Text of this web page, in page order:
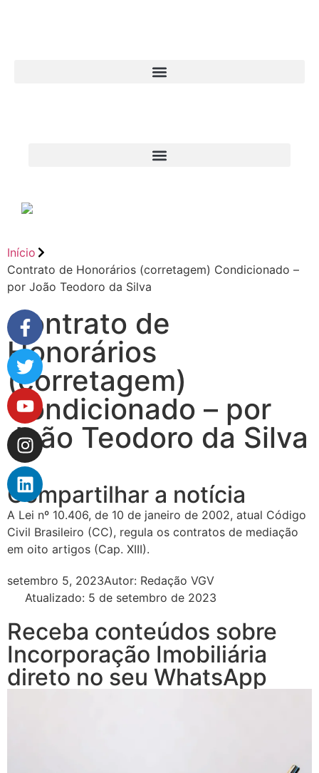
Início
Contrato de Honorários (corretagem) Condicionado –
por João Teodoro da Silva
Contrato de
Honorários
(corretagem)
Condicionado – por
João Teodoro da Silva
Compartilhar a notícia
A Lei nº 10.406, de 10 de janeiro de 2002, atual Código
Civil Brasileiro (CC), regula os contratos de mediação
em oito artigos (Cap. XIII).
setembro 5, 2023Autor: Redação VGV
Atualizado: 5 de setembro de 2023
Receba conteúdos sobre
Incorporação Imobiliária
direto no seu WhatsApp